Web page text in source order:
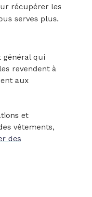
récupérer les
serves plus.
général qui
revendent à
aux
et
vêtements,
des